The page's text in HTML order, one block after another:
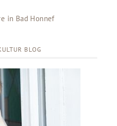
in Bad Honnef
BLOG